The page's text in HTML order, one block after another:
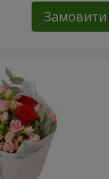
Замовити